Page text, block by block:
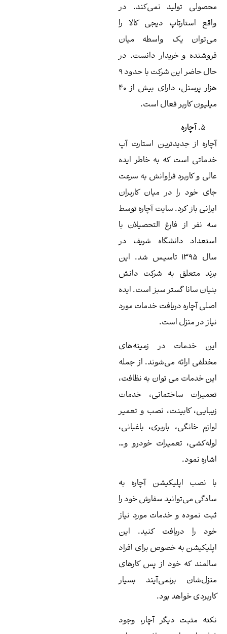
نمی‌کند. در
دیجی کالا را
میان
دانست. در
حال حاضر این شرکت با حدود 9
هزار پرسنل، دارای بیش از 40
است.
استارت آپ
به خاطر ایده
به سرعت
کاربران
آچاره توسط
التحصیلان با
شریف در
تاسیس شد. این
شرکت دانش
سبز است. ایده
خدمات مورد
زمینه‌های
از جمله
به نظافت،
خدمات
نصب و تعمیر
باغبانی،
خودرو و…
آچاره به
سفارش خود را
مورد نیاز
کنید. این
برای افراد
از پس کارهای
بسیار
آچار، وجود